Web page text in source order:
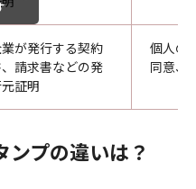
が発行する契約
請求書などの発
証明
個人の
同意、
プの違いは？